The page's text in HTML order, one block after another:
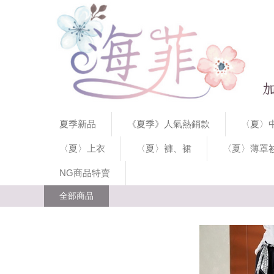
夏季新品 《夏季》人氣熱銷款 〈夏
〈夏〉上衣 〈夏〉褲、裙 〈夏〉薄罩
NG商品特賣
全部商品